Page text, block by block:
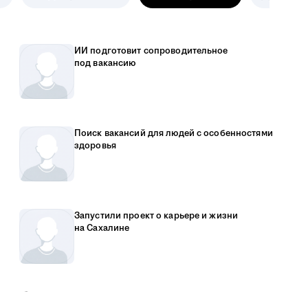
ИИ подготовит сопроводительное
под вакансию
Поиск вакансий для людей с особенностями
здоровья
Запустили проект о карьере и жизни
на Сахалине